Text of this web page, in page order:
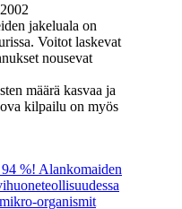
jakeluala on
Voitot laskevat
nousevat
määrä kasvaa ja
kilpailu on myös